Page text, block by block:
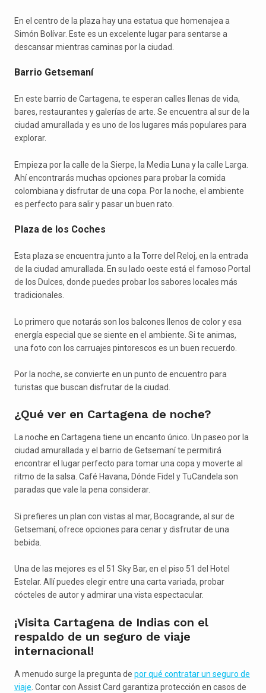
En el centro de la plaza hay una estatua que homenajea a
Simón Bolívar. Este es un excelente lugar para sentarse a
descansar mientras caminas por la ciudad.
Barrio Getsemaní
En este barrio de Cartagena, te esperan calles llenas de vida,
bares, restaurantes y galerías de arte. Se encuentra al sur de la
ciudad amurallada y es uno de los lugares más populares para
explorar.
Empieza por la calle de la Sierpe, la Media Luna y la calle Larga.
Ahí encontrarás muchas opciones para probar la comida
colombiana y disfrutar de una copa. Por la noche, el ambiente
es perfecto para salir y pasar un buen rato.
Plaza de los Coches
Esta plaza se encuentra junto a la Torre del Reloj, en la entrada
de la ciudad amurallada. En su lado oeste está el famoso Portal
de los Dulces, donde puedes probar los sabores locales más
tradicionales.
Lo primero que notarás son los balcones llenos de color y esa
energía especial que se siente en el ambiente. Si te animas,
una foto con los carruajes pintorescos es un buen recuerdo.
Por la noche, se convierte en un punto de encuentro para
turistas que buscan disfrutar de la ciudad.
¿Qué ver en Cartagena de noche?
La noche en Cartagena tiene un encanto único. Un paseo por la
ciudad amurallada y el barrio de Getsemaní te permitirá
encontrar el lugar perfecto para tomar una copa y moverte al
ritmo de la salsa. Café Havana, Dónde Fidel y TuCandela son
paradas que vale la pena considerar.
Si prefieres un plan con vistas al mar, Bocagrande, al sur de
Getsemaní, ofrece opciones para cenar y disfrutar de una
bebida.
Una de las mejores es el 51 Sky Bar, en el piso 51 del Hotel
Estelar. Allí puedes elegir entre una carta variada, probar
cócteles de autor y admirar una vista espectacular.
¡Visita Cartagena de Indias con el
respaldo de un seguro de viaje
internacional!
A menudo surge la pregunta de por qué contratar un seguro de
viaje . Contar con Assist Card garantiza protección en casos de